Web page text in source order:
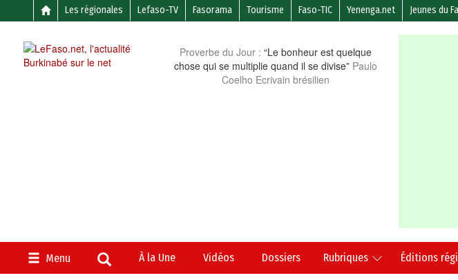
Les régionales Lefaso-TV Fasorama Tourisme Faso-TIC Yenenga.net Jeunes du
Proverbe du Jour : “Le bonheur est quelque
chose qui se multiplie quand il se divise” Paulo
Coelho Ecrivain brésilien
Menu À la Une Vidéos Dossiers Rubriques Éditions